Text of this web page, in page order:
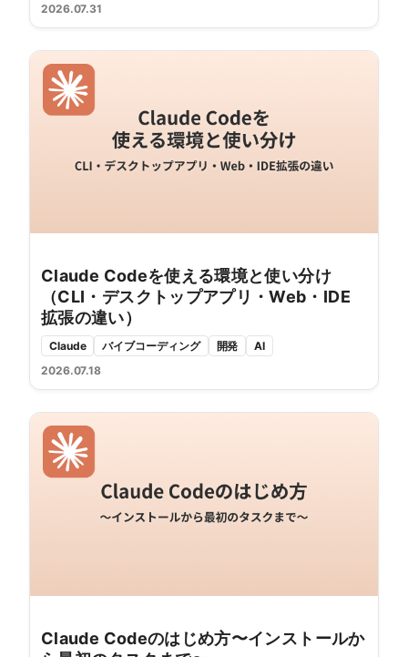
2026.07.31
Claude Codeを使える環境と使い分け
（CLI・デスクトップアプリ・Web・IDE
拡張の違い）
Claude バイブコーディング 開発
AI
2026.07.18
Claude Codeのはじめ方〜インストールか